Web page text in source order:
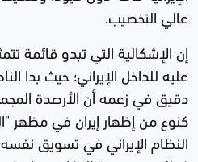
عالي التخصيب.
إن الإشكالية التي تبدو قائمة
عليه للداخل الإيراني؛ حيث بدا
دقيق في زعمه أن الأرصدة
كنوع من إظهار إيران في مظهر
النظام الإيراني في تسويق نفسه